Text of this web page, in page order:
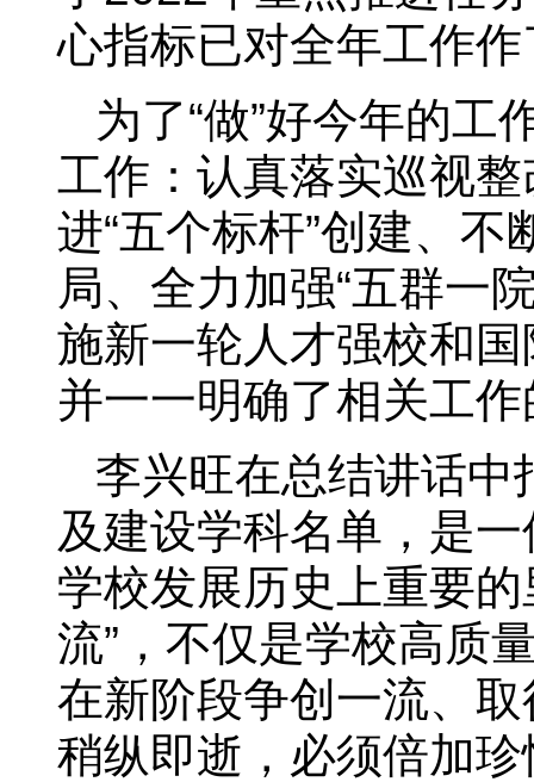
心指标已对全年工作
为了“做”好今年的工
工作：认真落实巡视
进“五个标杆”创建、
局、全力加强“五群一
施新一轮人才强校和
并一一明确了相关工
李兴旺在总结讲话中
及建设学科名单，是
学校发展历史上重要
流”，不仅是学校高质
在新阶段争创一流、
稍纵即逝，必须倍加